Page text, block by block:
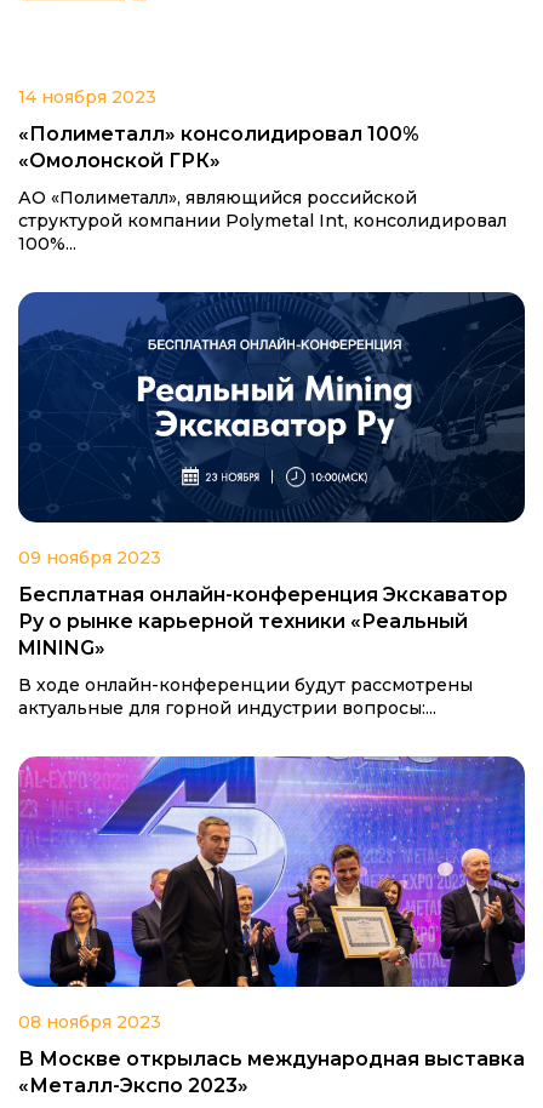
14 ноября 2023
«Полиметалл» консолидировал 100%
«Омолонской ГРК»
АО «Полиметалл», являющийся российской
структурой компании Polymetal Int, консолидировал
100%...
09 ноября 2023
Бесплатная онлайн-конференция Экскаватор
Ру о рынке карьерной техники «Реальный
MINING»
В ходе онлайн-конференции будут рассмотрены
актуальные для горной индустрии вопросы:...
08 ноября 2023
В Москве открылась международная выставка
«Металл-Экспо 2023»